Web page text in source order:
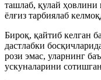
ташлаб, қулай ҳовлини
ёлғиз тарбиялаб
Бироқ, қайтиб келган
дастлабки
рози эмас, уларнинг
ускуналарини